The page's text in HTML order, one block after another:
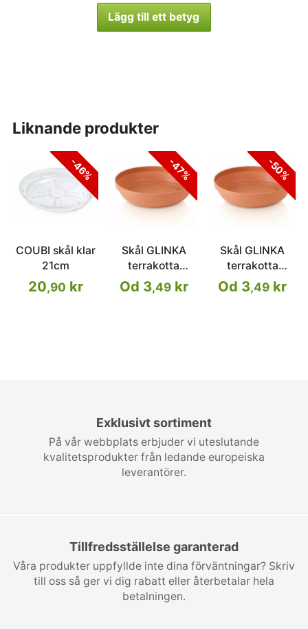
Exklusivt sortiment
På vår webbplats erbjuder vi uteslutande
kvalitetsprodukter från ledande europeiska
leverantörer.
Tillfredsställelse garanterad
Våra produkter uppfyllde inte dina förväntningar? Skriv
till oss så ger vi dig rabatt eller återbetalar hela
betalningen.
Lägg till ett betyg
liknande produkter
-46%
COUBI skål klar
21cm
20,90 kr
-47%
Skål GLINKA
terrakotta
14,5cm
Od 3,49kr
-50%
Skål GLINKA
terrakotta
14,5cm
Od 3,49 kr